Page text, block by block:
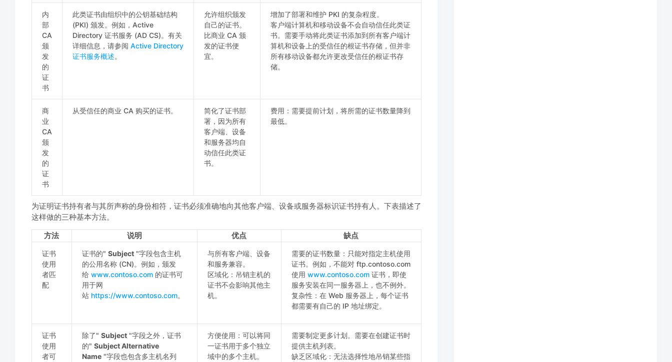
内
部
CA
颁
发
的
证
书
此类证书由组织中的公钥基础结构
(PKI) 颁发。例如，Active
Directory 证书服务 (AD CS)。有关
详细信息，请参阅 Active Directory
证书服务概述。
允许组织颁发
自己的证书。
比商业 CA 颁
发的证书便
宜。
增加了部署和维护 PKI 的复杂程度。
客户端计算机和移动设备不会自动信任此类证
书。需要手动将此类证书添加到所有客户端计
算机和设备上的受信任的根证书存储，但并非
所有移动设备都允许更改受信任的根证书存
储。
商
业
CA
颁
发
的
证
书
从受信任的商业 CA 购买的证书。
简化了证书部
署，因为所有
客户端、设备
和服务器均自
动信任此类证
书。
费用：需要提前计划，将所需的证书数量降到
最低。
为证明证书持有者与其所声称的身份相符，证书必须准确地向其他客户端、设备或服务器标识证书持有人。下表描述了
这样做的三种基本方法。
方法 说明 优点 缺点
证书
使用
者匹
配
证书的" Subject"字段包含主机
的公用名称 (CN)。例如，颁发
给 www.contoso.com的证书可
用于网
站 https://www.contoso.com。
与所有客户端、设备
和服务兼容。
区域化：吊销主机的
证书不会影响其他主
机。
需要的证书数量：只能对指定主机使用
证书。例如，不能对 ftp.contoso.com
使用 www.contoso.com证书，即使
服务安装在同一服务器上，也不例外。
复杂性：在 Web 服务器上，每个证书
都需要有自己的 IP 地址绑定。
证书
使用
者可
除了" Subject"字段之外，证书
的" Subject Alternative
Name"字段也包含多主机名列
方便使用：可以将同
一证书用于多个独立
域中的多个主机。
需要制定更多计划。需要在创建证书时
提供主机列表。
缺乏区域化：无法选择性地吊销某些指